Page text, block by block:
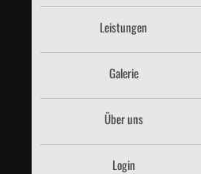
Leistungen
Galerie
Über uns
Login